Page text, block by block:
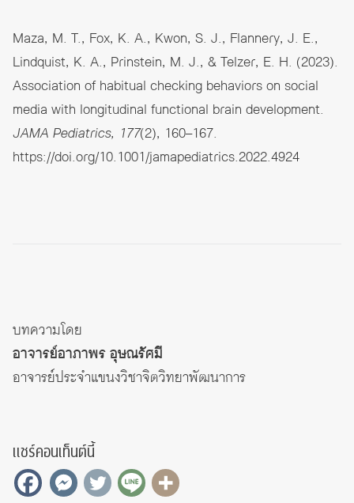
Maza, M. T., Fox, K. A., Kwon, S. J., Flannery, J. E.,
Lindquist, K. A., Prinstein, M. J., & Telzer, E. H. (2023).
Association of habitual checking behaviors on social
media with longitudinal functional brain development.
JAMA Pediatrics, 177(2), 160–167.
https://doi.org/10.1001/jamapediatrics.2022.4924
บทความโดย
อาจารย์อาภาพร อุษณรัศมี
อาจารย์ประจำแขนงวิชาจิตวิทยาพัฒนาการ
แชร์คอนเท็นต์นี้